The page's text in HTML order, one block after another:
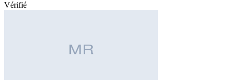
Vérifié